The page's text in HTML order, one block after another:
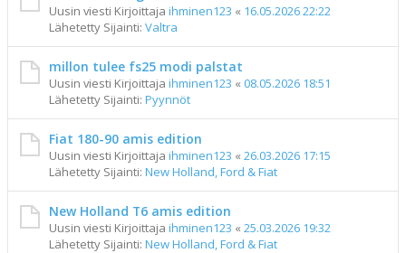
Uusin viesti Kirjoittaja ihminen123 « 16.05.2026 22:22
Lähetetty Sijainti: Valtra
millon tulee fs25 modi palstat
Uusin viesti Kirjoittaja ihminen123 « 08.05.2026 18:51
Lähetetty Sijainti: Pyynnöt
Fiat 180-90 amis edition
Uusin viesti Kirjoittaja ihminen123 « 26.03.2026 17:15
Lähetetty Sijainti: New Holland, Ford & Fiat
New Holland T6 amis edition
Uusin viesti Kirjoittaja ihminen123 « 25.03.2026 19:32
Lähetetty Sijainti: New Holland, Ford & Fiat